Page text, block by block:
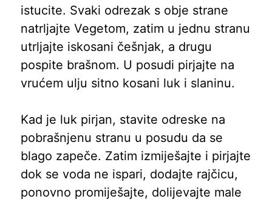
istucite. Svaki odrezak s obje strane
natrljajte Vegetom, zatim u jednu stranu
utrljajte iskosani češnjak, a drugu
pospite brašnom. U posudi pirjajte na
vrućem ulju sitno kosani luk i slaninu.
Kad je luk pirjan, stavite odreske na
pobrašnjenu stranu u posudu da se
blago zapeče. Zatim izmiješajte i pirjajte
dok se voda ne ispari, dodajte rajčicu,
ponovno promiješajte, dolijevajte male